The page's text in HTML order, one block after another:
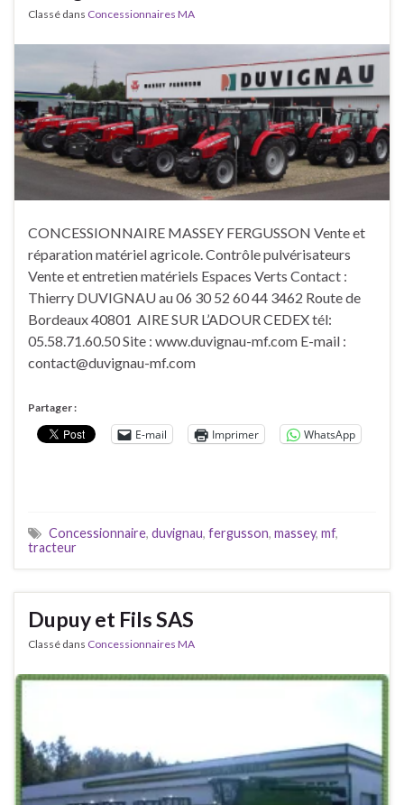
Classé dans Concessionnaires MA
CONCESSIONNAIRE MASSEY FERGUSSON Vente et
réparation matériel agricole. Contrôle pulvérisateurs
Vente et entretien matériels Espaces Verts Contact :
Thierry DUVIGNAU au 06 30 52 60 44 3462 Route de
Bordeaux 40801 AIRE SUR L’ADOUR CEDEX tél:
05.58.71.60.50 Site : www.duvignau-mf.com E-mail :
contact@duvignau-mf.com
Partager :
E-mail Imprimer WhatsApp
Concessionnaire, duvignau, fergusson, massey, mf,
tracteur
Dupuy et Fils SAS
Classé dans Concessionnaires MA